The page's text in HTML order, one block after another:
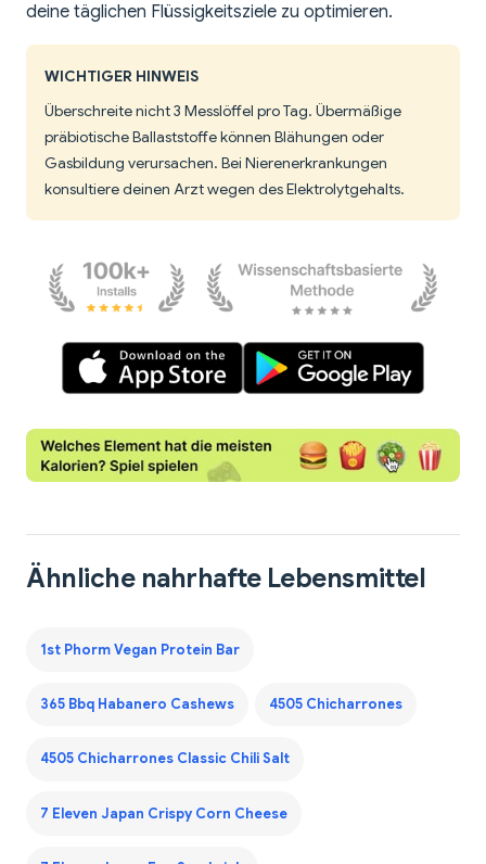
deine täglichen Flüssigkeitsziele zu optimieren.
WICHTIGER HINWEIS
Überschreite nicht 3 Messlöffel pro Tag. Übermäßige
präbiotische Ballaststoffe können Blähungen oder
Gasbildung verursachen. Bei Nierenerkrankungen
konsultiere deinen Arzt wegen des Elektrolytgehalts.
Ähnliche nahrhafte Lebensmittel
1st Phorm Vegan Protein Bar
365 Bbq Habanero Cashews 4505 Chicharrones
4505 Chicharrones Classic Chili Salt
7 Eleven Japan Crispy Corn Cheese